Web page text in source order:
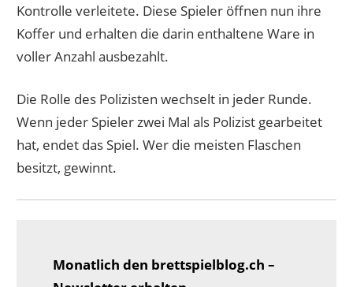
Kontrolle verleitete. Diese Spieler öffnen nun ihre
Koffer und erhalten die darin enthaltene Ware in
voller Anzahl ausbezahlt.
Die Rolle des Polizisten wechselt in jeder Runde.
Wenn jeder Spieler zwei Mal als Polizist gearbeitet
hat, endet das Spiel. Wer die meisten Flaschen
besitzt, gewinnt.
Monatlich den brettspielblog.ch –